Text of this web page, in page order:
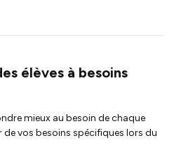
élèves à besoins
mieux au besoin de chaque
de vos besoins spécifiques lors du